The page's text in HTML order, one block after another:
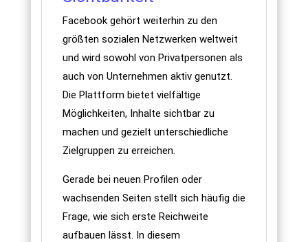
Facebook gehört weiterhin zu den
größten sozialen Netzwerken weltweit
und wird sowohl von Privatpersonen als
auch von Unternehmen aktiv genutzt.
Die Plattform bietet vielfältige
Möglichkeiten, Inhalte sichtbar zu
machen und gezielt unterschiedliche
Zielgruppen zu erreichen.
Gerade bei neuen Profilen oder
wachsenden Seiten stellt sich häufig die
Frage, wie sich erste Reichweite
aufbauen lässt. In diesem